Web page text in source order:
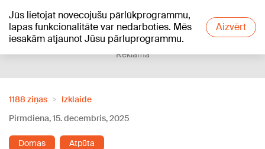
Jūs lietojat novecojušu pārlūkprogrammu,
lapas funkcionalitāte var nedarboties. Mēs
iesakām atjaunot Jūsu pārluprogrammu.
Aizvērt
+11°C
Reklāma
1188 ziņas
Izklaide
Pirmdiena, 15. decembris, 2025
Domas Atpūta